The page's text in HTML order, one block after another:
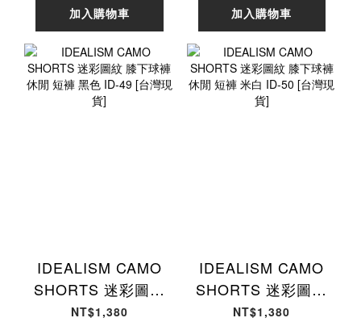
加入購物車 加入購物車
IDEALISM CAMO
SHORTS 迷彩圖紋
膝下球褲 休閒 短褲
NT$1,380
IDEALISM CAMO
SHORTS 迷彩圖紋
膝下球褲 休閒 短褲
NT$1,380